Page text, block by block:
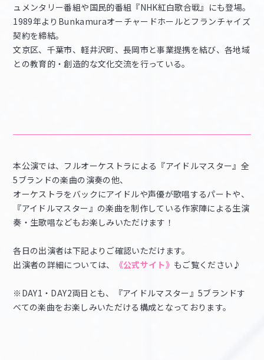
ュメンタリー番組や国民的番組『NHK紅白歌合戦』にも登場。
1989年よりBunkamuraオーチャードホールとフランチャイズ
契約を締結。
文京区、千葉市、軽井沢町、長岡市と事業提携を結び、各地域
との教育的・創造的な文化交流を行っている。
本公演では、フルオーケストラによる『アイドルマスター』全
5ブランドの楽曲の演奏の他、
オーケストラをバックにアイドルや声優が歌唱するパートや、
『アイドルマスター』の楽曲を制作している作家陣による生演
奏・生歌唱などもお楽しみいただけます！
各日の出演者は下記よりご確認いただけます。
出演者の詳細については、
《公式サイト》 もご覧ください♪
※DAY1・DAY2両日とも、『アイドルマスター』5ブランドす
べての楽曲をお楽しみいただける構成となっております。